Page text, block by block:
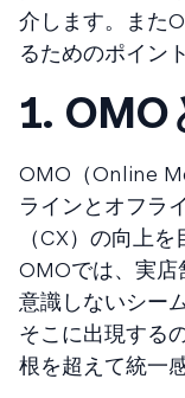
介します。また
るためのポイン
1. OMO
OMO（Online
ラインとオフラ
（CX）の向上
OMOでは、実店
意識しないシー
そこに出現する
根を超えて統一